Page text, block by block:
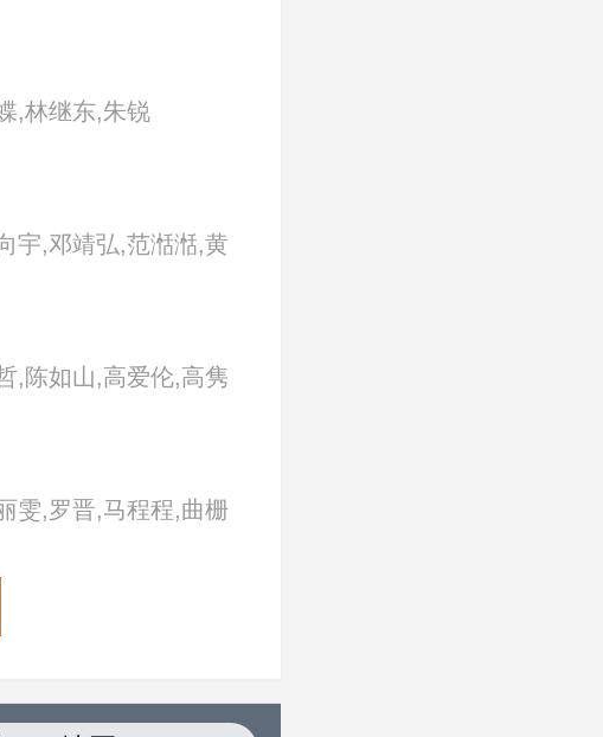
,林继东,朱锐
宇,邓靖弘,范湉湉,黄
,陈如山,高爱伦,高隽
音,钟欣凌,周洺甫
雯,罗晋,马程程,曲栅
辰,王志文,许龄月,于